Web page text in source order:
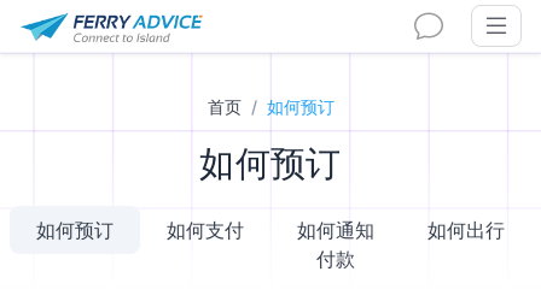
首页 如何预订
如何预订
如何预订 如何支付
如何通知
付款
如何出行